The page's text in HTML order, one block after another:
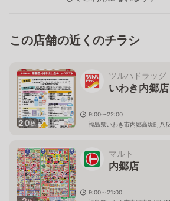
この店舗の近くのチラシ
20枚
ツルハドラッグ
いわき内郷店
9:00〜22:00
福島県いわき市内郷高坂町八
マルト
内郷店
9:00～21:00